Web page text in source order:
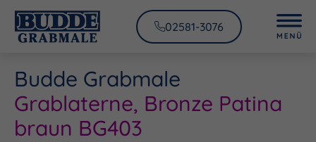
02581-3076
Budde Grabmale
Grablaterne, Bronze Patina
braun BG403